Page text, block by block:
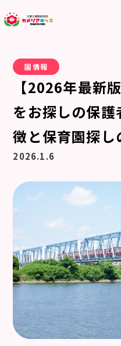
園情報
【2026年最新
をお探しの保
徴と保育園探し
2026.1.6